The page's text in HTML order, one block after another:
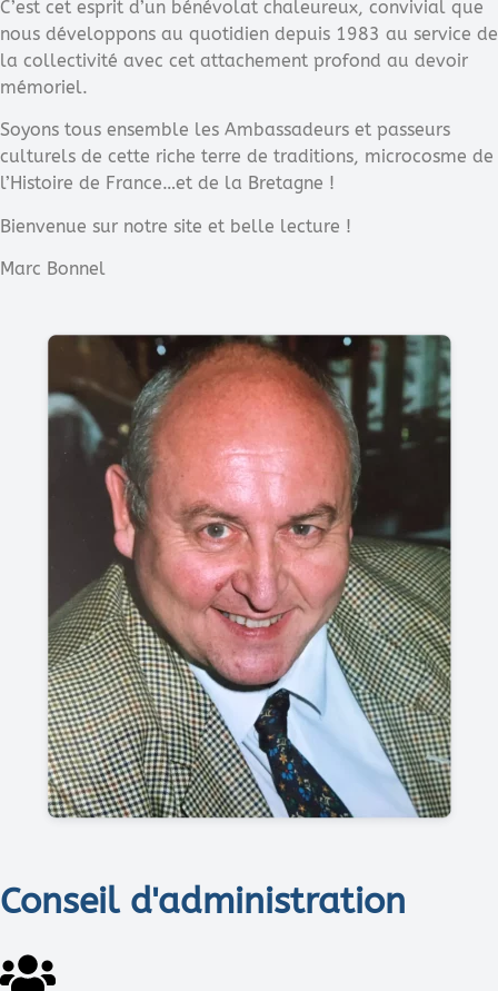
C’est cet esprit d’un bénévolat chaleureux, convivial que
nous développons au quotidien depuis 1983 au service de
la collectivité avec cet attachement profond au devoir
mémoriel.
Soyons tous ensemble les Ambassadeurs et passeurs
culturels de cette riche terre de traditions, microcosme de
l’Histoire de France…et de la Bretagne !
Bienvenue sur notre site et belle lecture !
Marc Bonnel
Conseil d'administration